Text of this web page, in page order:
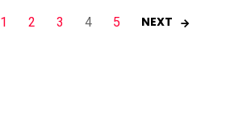
1 2 3 4 5 NEXT